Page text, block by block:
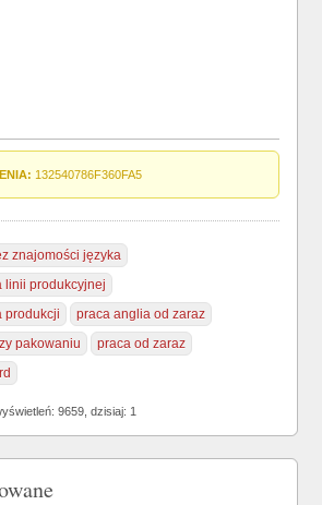
132540786F360FA5
znajomości języka
linii produkcyjnej
produkcji
praca anglia od zaraz
pakowaniu
praca od zaraz
9659, dzisiaj: 1